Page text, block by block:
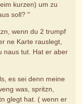
kurzen) um zu
soll? "
wenn du 2 trumpf
ne Karte rauslegt,
naus tut. Hat er aber
es sei denn meine
was, spritzn,
glegt hat. ( wenn er